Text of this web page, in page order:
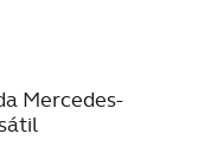
Mercedes-